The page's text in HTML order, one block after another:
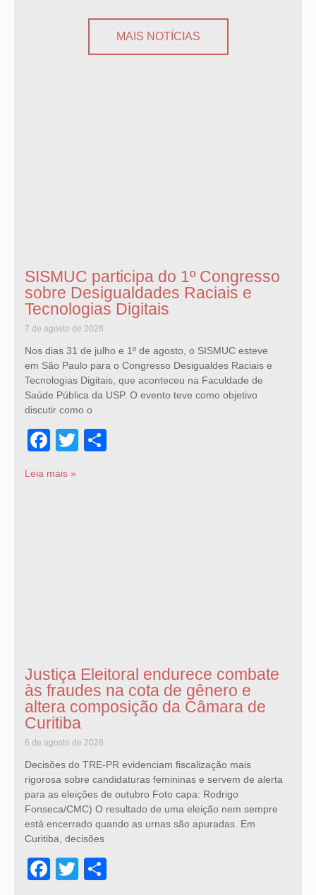
MAIS NOTÍCIAS
SISMUC participa do 1º Congresso
sobre Desigualdades Raciais e
Tecnologias Digitais
7 de agosto de 2026
Nos dias 31 de julho e 1º de agosto, o SISMUC esteve
em São Paulo para o Congresso Desigualdes Raciais e
Tecnologias Digitais, que aconteceu na Faculdade de
Saúde Pública da USP. O evento teve como objetivo
discutir como o
Facebook
Twitter
Leia mais »
Justiça Eleitoral endurece combate
às fraudes na cota de gênero e
altera composição da Câmara de
Curitiba
6 de agosto de 2026
Decisões do TRE-PR evidenciam fiscalização mais
rigorosa sobre candidaturas femininas e servem de alerta
para as eleições de outubro Foto capa: Rodrigo
Fonseca/CMC) O resultado de uma eleição nem sempre
está encerrado quando as urnas são apuradas. Em
Curitiba, decisões
Facebook
Twitter